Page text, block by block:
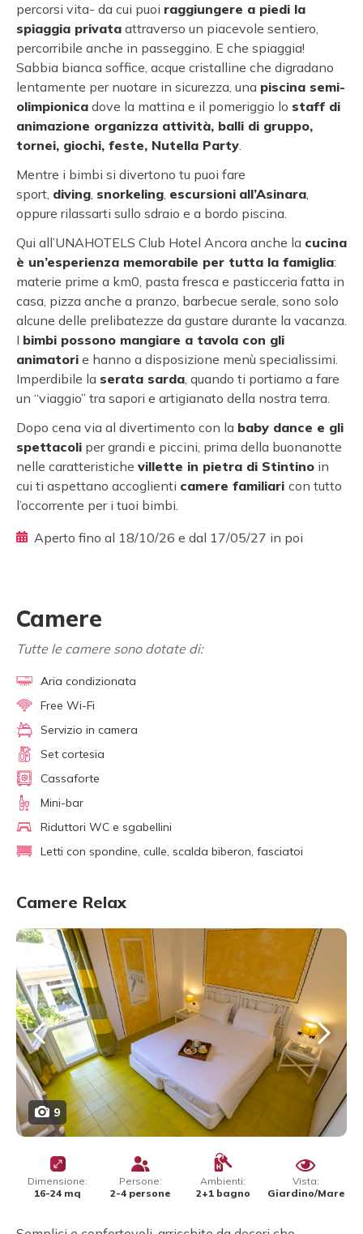
percorsi vita- da cui puoi raggiungere a piedi la
spiaggia privata attraverso un piacevole sentiero,
percorribile anche in passeggino. E che spiaggia!
Sabbia bianca soffice, acque cristalline che digradano
lentamente per nuotare in sicurezza, una piscina semi-
olimpionica dove la mattina e il pomeriggio lo staff di
animazione organizza attività, balli di gruppo,
tornei, giochi, feste, Nutella Party.
Mentre i bimbi si divertono tu puoi fare
sport, diving, snorkeling, escursioni all’Asinara,
oppure rilassarti sullo sdraio e a bordo piscina.
Qui all’UNAHOTELS Club Hotel Ancora anche la cucina
è un’esperienza memorabile per tutta la famiglia:
materie prime a km0, pasta fresca e pasticceria fatta in
casa, pizza anche a pranzo, barbecue serale, sono solo
alcune delle prelibatezze da gustare durante la vacanza.
I bimbi possono mangiare a tavola con gli
animatori e hanno a disposizione menù specialissimi.
Imperdibile la serata sarda, quando ti portiamo a fare
un “viaggio” tra sapori e artigianato della nostra terra.
Dopo cena via al divertimento con la baby dance e gli
spettacoli per grandi e piccini, prima della buonanotte
nelle caratteristiche villette in pietra di Stintino in
cui ti aspettano accoglienti camere familiari con tutto
l’occorrente per i tuoi bimbi.
Aperto fino al 18/10/26 e dal 17/05/27 in poi
Camere
Tutte le camere sono dotate di:
Aria condizionata
Free Wi-Fi
Servizio in camera
Set cortesia
Cassaforte
Mini-bar
Riduttori WC e sgabellini
Letti con spondine, culle, scalda biberon, fasciatoi
Camere Relax
9
Dimensione:
16-24 mq
Persone:
2-4 persone
Ambienti:
2+1 bagno
Vista:
Giardino/Mare